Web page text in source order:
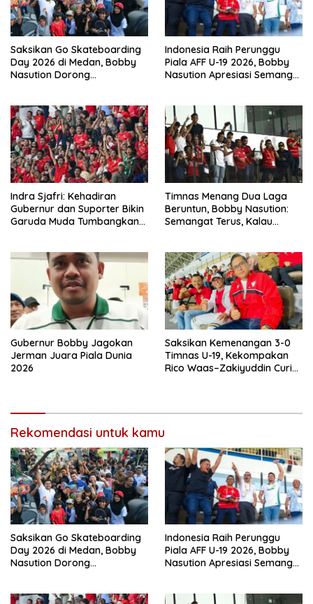
Saksikan Go Skateboarding
Day 2026 di Medan, Bobby
Nasution Dorong
Indonesia Raih Perunggu
Piala AFF U-19 2026, Bobby
Nasution Apresiasi Semangat
Indra Sjafri: Kehadiran
Gubernur dan Suporter Bikin
Garuda Muda Tumbangkan
Timnas Menang Dua Laga
Beruntun, Bobby Nasution:
Semangat Terus, Kalau
Gubernur Bobby Jagokan
Jerman Juara Piala Dunia
2026
Saksikan Kemenangan 3-0
Timnas U-19, Kekompakan
Rico Waas–Zakiyuddin Curi
Rekomendasi untuk kamu
Saksikan Go Skateboarding
Day 2026 di Medan, Bobby
Nasution Dorong
Indonesia Raih Perunggu
Piala AFF U-19 2026, Bobby
Nasution Apresiasi Semangat